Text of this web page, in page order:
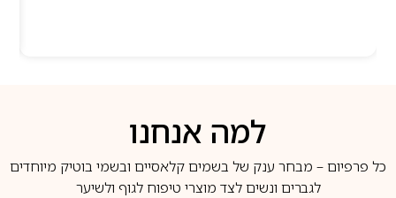
למה אנחנו
כל פרפיום – מבחר ענק של בשמים קלאסיים ובשמי בוטיק מיוחדים
לגברים ונשים לצד מוצרי טיפוח לגוף ולשיער